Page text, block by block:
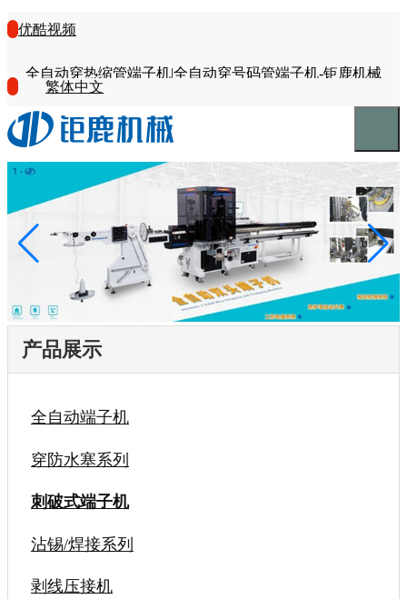
优酷视频
全自动穿热缩管端子机|全自动穿号码管端子机-钜鹿机械
繁体中文
产品展示
全自动端子机
穿防水塞系列
刺破式端子机
沾锡/焊接系列
剥线压接机